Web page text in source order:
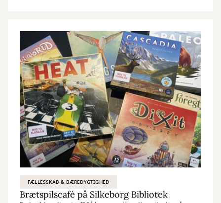
FÆLLESSKAB & BÆREDYGTIGHED
Brætspilscafé på Silkeborg Bibliotek